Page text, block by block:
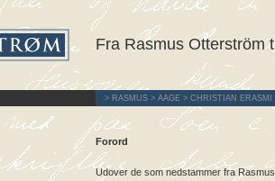
Fra Rasmus Otterström
> RASMUS > AAGE > CHRISTIAN ERASMI
Forord
Udover de som nedstammer fra